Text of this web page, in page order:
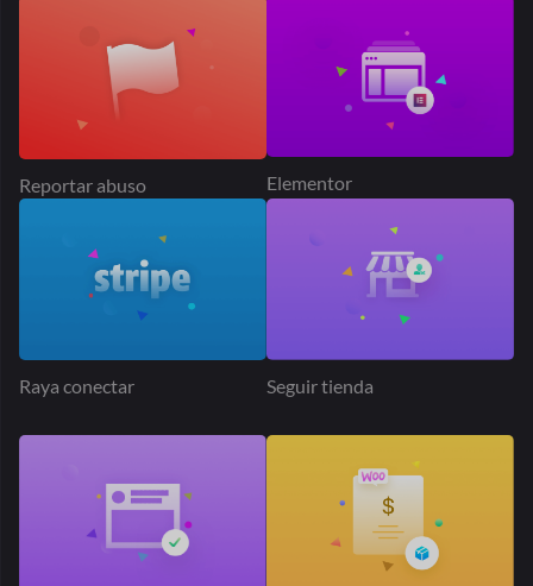
Reportar abuso Elementor
Raya conectar Seguir tienda